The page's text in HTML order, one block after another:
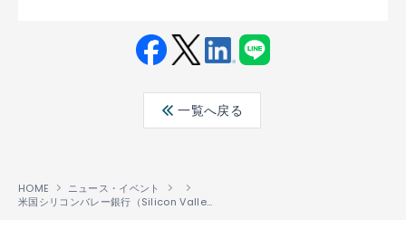
ebo ter
edin
一覧へ戻る
HOME
ニュース・イベント
米国シリコンバレー銀行（Silicon Valley Bank）に係る当社資金の移管完了に関するお知らせ